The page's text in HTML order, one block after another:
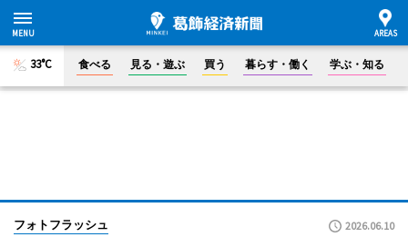
33°C 食べる 見る・遊ぶ 買う 暮らす・働く 学ぶ・知る
フォトフラッシュ 2026.06.10